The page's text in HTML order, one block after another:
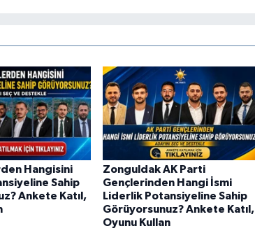
Hangisini
Sahip
Ankete Katıl,
Zonguldak AK Parti
Gençlerinden Hangi İsmi
Liderlik Potansiyeline Sahip
Görüyorsunuz? Ankete Katıl,
Oyunu Kullan